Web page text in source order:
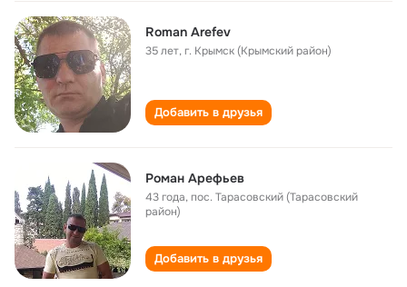
Roman Arefev
35 лет,г. Крымск (Крымский район)
Добавить в друзья
Роман Арефьев
43 года,пос. Тарасовский (Тарасовский
район)
Добавить в друзья